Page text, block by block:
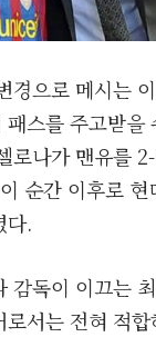
경으로 메시는
패스를 주고받을
로나가 맨유를
순간 이후로
다.
감독이 이끄는
로서는 전혀 적